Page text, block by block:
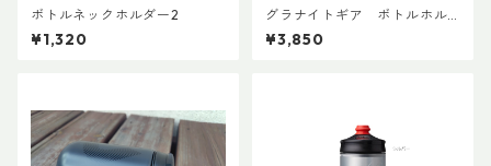
ボトルネックホルダー2
¥1,320
グラナイトギア ボトルホル
スター
¥3,850